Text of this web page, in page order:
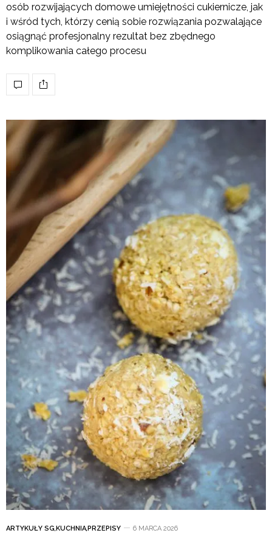
osób rozwijających domowe umiejętności cukiernicze, jak
i wśród tych, którzy cenią sobie rozwiązania pozwalające
osiągnąć profesjonalny rezultat bez zbędnego
komplikowania całego procesu
ARTYKUŁY SG,KUCHNIA,PRZEPISY 6 MARCA 2026